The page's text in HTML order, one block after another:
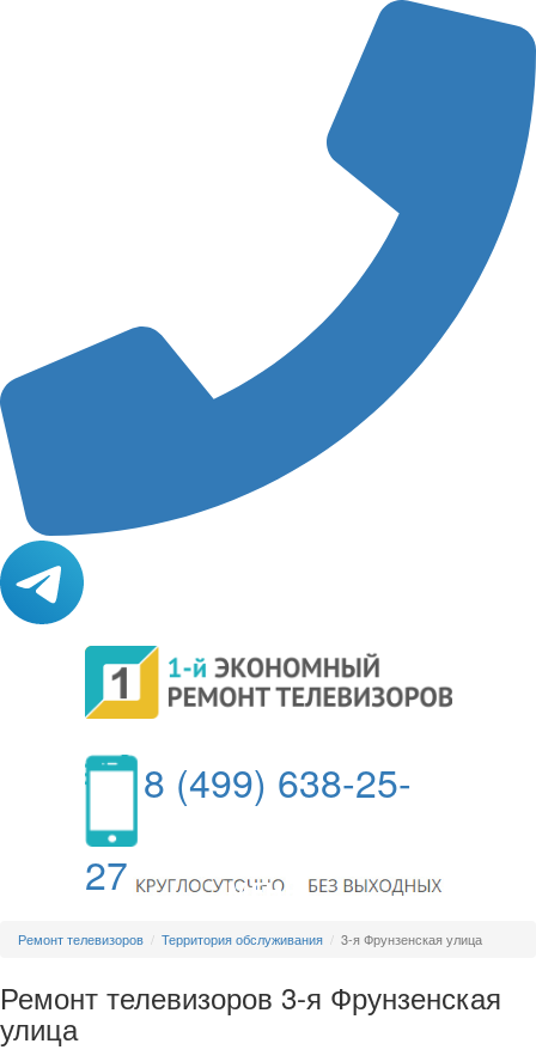
8 (499) 638-25-
27
МЕНЮ
Ремонт телевизоров Территория обслуживания 3-я Фрунзенская улица
Ремонт телевизоров 3-я Фрунзенская
улица